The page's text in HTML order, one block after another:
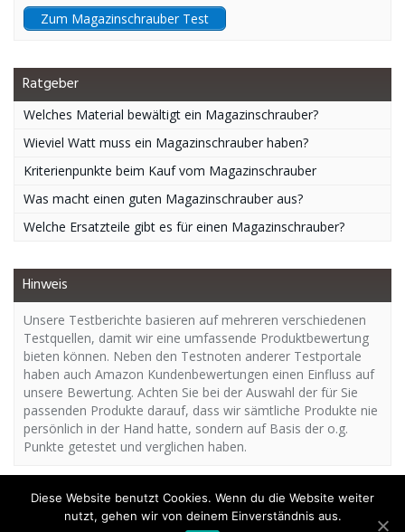
Zum Magazinschrauber Test
Ratgeber
Welches Material bewältigt ein Magazinschrauber?
Wieviel Watt muss ein Magazinschrauber haben?
Kriterienpunkte beim Kauf vom Magazinschrauber
Was macht einen guten Magazinschrauber aus?
Welche Ersatzteile gibt es für einen Magazinschrauber?
Hinweis
Unsere Testberichte basieren auf mehreren verschiedenen
Testquellen, damit wir eine umfassende Produktbewertung
bieten können. Neben den Testnoten anderer Testportale
haben auch Amazon Kundenbewertungen einen Einfluss auf
unsere Bewertung. Achten Sie bei der Auswahl der für Sie
passenden Produkte darauf, dass wir sämtliche Produkte nie
persönlich in der Hand hatte, sondern auf Basis der o.g.
Punkte getestet und verglichen haben.
Copyright - Magazinschrauber.org | Das Expertenportal
Diese Website benutzt Cookies. Wenn du die Website weiter
nutzt, gehen wir von deinem Einverständnis aus.